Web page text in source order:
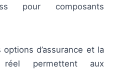
pour composants
d’assurance et la
permettent aux